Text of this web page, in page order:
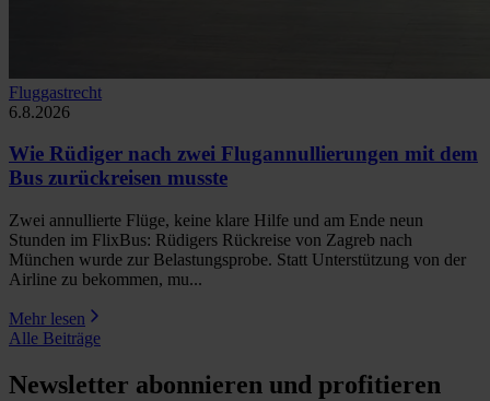
Fluggastrecht
6.8.2026
Wie Rüdiger nach zwei Flugannullierungen mit dem
Bus zurückreisen musste
Zwei annullierte Flüge, keine klare Hilfe und am Ende neun
Stunden im FlixBus: Rüdigers Rückreise von Zagreb nach
München wurde zur Belastungsprobe. Statt Unterstützung von der
Airline zu bekommen, mu...
Mehr lesen
Alle Beiträge
Newsletter abonnieren und profitieren